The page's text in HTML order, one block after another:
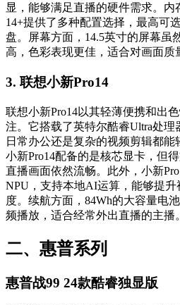
显，能够满足直播的硬件需求。内
14+提供了多种配置选择，最高可
盘。屏幕方面，14.5英寸的屏幕虽
高，色彩表现更佳，适合对画面质
3. 联想小新Pro14
联想小新Pro14以其轻薄便携和出
注。它搭载了英特尔酷睿Ultra处
日常办公还是复杂的视频剪辑都
小新Pro14配备的是核芯显卡，但
直播画面依然流畅。此外，小新
NPU，支持本地AI运算，能够提
度。续航方面，84Wh的大容量电
频播放，适合经常外出直播的主播。
二、惠普系列
惠普战99 24款酷睿独显版